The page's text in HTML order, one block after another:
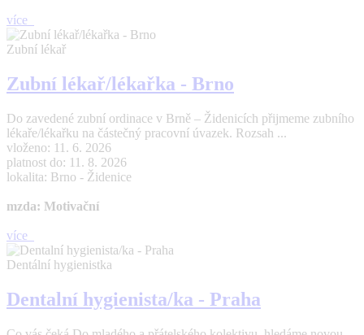
více
Zubní lékař
Zubní lékař/lékařka - Brno
Do zavedené zubní ordinace v Brně – Židenicích přijmeme zubního
lékaře/lékařku na částečný pracovní úvazek. Rozsah ...
vloženo: 11. 6. 2026
platnost do: 11. 8. 2026
lokalita: Brno - Židenice
mzda: Motivační
více
Dentální hygienistka
Dentalní hygienista/ka - Praha